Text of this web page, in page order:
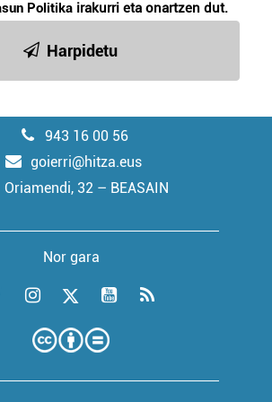
Politika irakurri eta onartzen dut.
Harpidetu
943 16 00 56
goierri@hitza.eus
Oriamendi, 32 – BEASAIN
Nor gara